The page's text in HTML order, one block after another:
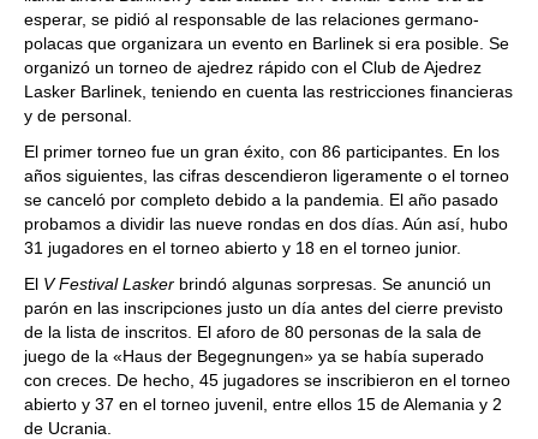
esperar, se pidió al responsable de las relaciones germano-
polacas que organizara un evento en Barlinek si era posible. Se
organizó un torneo de ajedrez rápido con el Club de Ajedrez
Lasker Barlinek, teniendo en cuenta las restricciones financieras
y de personal.
El primer torneo fue un gran éxito, con 86 participantes. En los
años siguientes, las cifras descendieron ligeramente o el torneo
se canceló por completo debido a la pandemia. El año pasado
probamos a dividir las nueve rondas en dos días. Aún así, hubo
31 jugadores en el torneo abierto y 18 en el torneo junior.
El V Festival Lasker brindó algunas sorpresas. Se anunció un
parón en las inscripciones justo un día antes del cierre previsto
de la lista de inscritos. El aforo de 80 personas de la sala de
juego de la «Haus der Begegnungen» ya se había superado
con creces. De hecho, 45 jugadores se inscribieron en el torneo
abierto y 37 en el torneo juvenil, entre ellos 15 de Alemania y 2
de Ucrania.